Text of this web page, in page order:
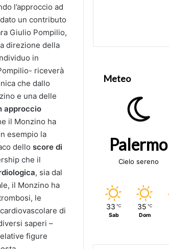
l’approccio ad
un contributo
Giulio Pompilio,
direzione della
in
riceverà
che dallo
e una delle
approccio
il Monzino ha
esempio la
delloscore di
che il
, sia dal
il Monzino ha
le
di
saperi –
figure
Meteo
Palermo
Cielo sereno
33 ℃
Sab
35 ℃
Dom